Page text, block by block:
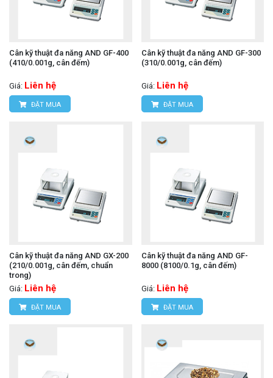
Cân kỹ thuật đa năng AND GF-400
(410/0.001g, cân đếm)
Giá: Liên hệ
ĐẶT MUA
Cân kỹ thuật đa năng AND GF-300
(310/0.001g, cân đếm)
Giá: Liên hệ
ĐẶT MUA
Cân kỹ thuật đa năng AND GX-200
(210/0.001g, cân đếm, chuẩn
trong)
Giá: Liên hệ
ĐẶT MUA
Cân kỹ thuật đa năng AND GF-
8000 (8100/0.1g, cân đếm)
Giá: Liên hệ
ĐẶT MUA